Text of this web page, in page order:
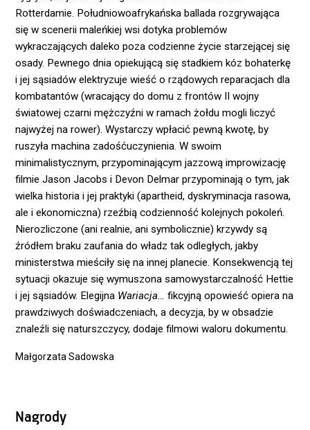
Rotterdamie. Południowoafrykańska ballada rozgrywająca
się w scenerii maleńkiej wsi dotyka problemów
wykraczających daleko poza codzienne życie starzejącej się
osady. Pewnego dnia opiekującą się stadkiem kóz bohaterkę
i jej sąsiadów elektryzuje wieść o rządowych reparacjach dla
kombatantów (wracający do domu z frontów II wojny
światowej czarni mężczyźni w ramach żołdu mogli liczyć
najwyżej na rower). Wystarczy wpłacić pewną kwotę, by
ruszyła machina zadośćuczynienia. W swoim
minimalistycznym, przypominającym jazzową improwizację
filmie Jason Jacobs i Devon Delmar przypominają o tym, jak
wielka historia i jej praktyki (apartheid, dyskryminacja rasowa,
ale i ekonomiczna) rzeźbią codzienność kolejnych pokoleń.
Nierozliczone (ani realnie, ani symbolicznie) krzywdy są
źródłem braku zaufania do władz tak odległych, jakby
ministerstwa mieściły się na innej planecie. Konsekwencją tej
sytuacji okazuje się wymuszona samowystarczalność Hettie
i jej sąsiadów. Elegijna Wariacja…fikcyjną opowieść opiera na
prawdziwych doświadczeniach, a decyzja, by w obsadzie
znaleźli się naturszczycy, dodaje filmowi waloru dokumentu.
Małgorzata Sadowska
Nagrody